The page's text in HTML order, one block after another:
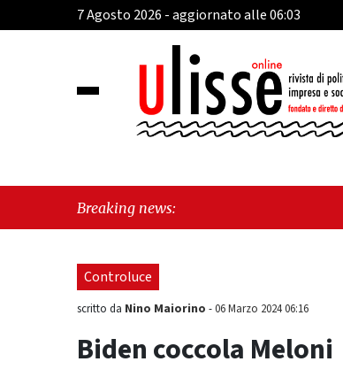
7 Agosto 2026 - aggiornato alle 06:03
Breaking news:
Controluce
scritto da Nino Maiorino -06 Marzo 2024 06:16
Biden coccola Meloni